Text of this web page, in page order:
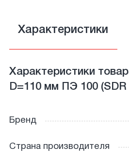
Характеристики
Характеристики
D=110 мм ПЭ 100 (SDR
Бренд
Страна производителя